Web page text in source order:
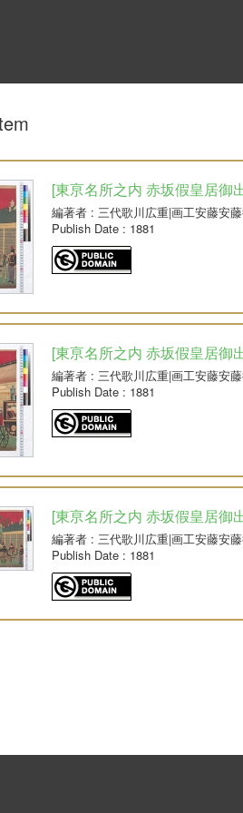
[東亰名所之内 赤坂假皇居御
編著者: 三代歌川広重|画工安藤安
Publish Date: 1881
[東亰名所之内 赤坂假皇居御
編著者: 三代歌川広重|画工安藤安
Publish Date: 1881
[東亰名所之内 赤坂假皇居御
編著者: 三代歌川広重|画工安藤安
Publish Date: 1881